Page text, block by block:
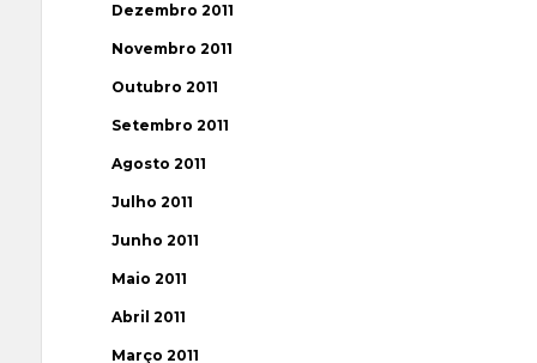
Dezembro 2011
Novembro 2011
Outubro 2011
Setembro 2011
Agosto 2011
Julho 2011
Junho 2011
Maio 2011
Abril 2011
Março 2011